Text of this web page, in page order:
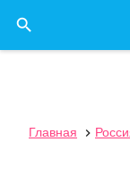

Главная 